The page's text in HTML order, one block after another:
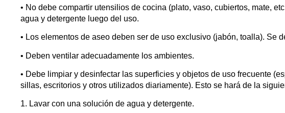
• No debe compartir utensilios de cocina (plato, vaso, cubiertos, mate,
agua y detergente luego del uso.
• Los elementos de aseo deben ser de uso exclusivo (jabón, toalla). Se
• Deben ventilar adecuadamente los ambientes.
• Debe limpiar y desinfectar las superficies y objetos de uso frecuente
sillas, escritorios y otros utilizados diariamente). Esto se hará de la
1. Lavar con una solución de agua y detergente.